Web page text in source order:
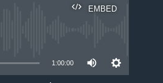
EMBED
1:00:00